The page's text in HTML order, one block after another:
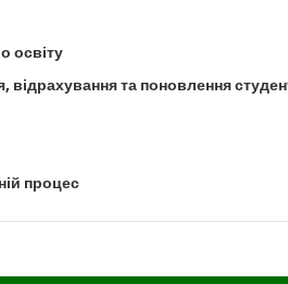
освіту
відрахування та поновлення
процес